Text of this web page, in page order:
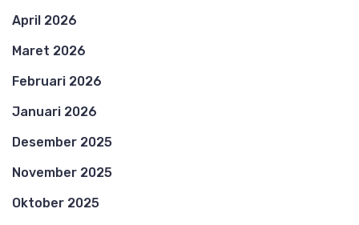
April 2026
Maret 2026
Februari 2026
Januari 2026
Desember 2025
November 2025
Oktober 2025